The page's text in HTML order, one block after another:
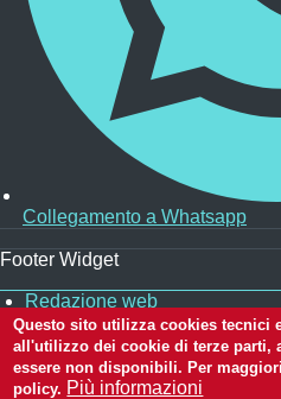
Collegamento a Whatsapp
Footer Widget
Redazione web
Privacy
Note legali
Dichiarazione di accessibilità
CC BY 3.0 IT
Questo sito utilizza cookies tecnici
all'utilizzo dei cookie di terze parti,
essere non disponibili. Per
policy. Più informazioni